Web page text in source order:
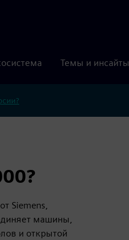
Темы и инсайты
Siemens,
машины,
и открытой